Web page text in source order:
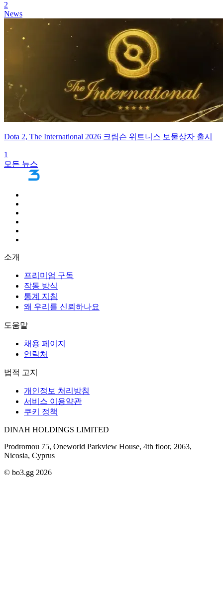
2
News
Dota 2, The International 2026 크림슨 위트니스 보물상자 출시
1
모든 뉴스
소개
프리미엄 구독
작동 방식
통계 지침
왜 우리를 신뢰하나요
도움말
채용 페이지
연락처
법적 고지
개인정보 처리방침
서비스 이용약관
쿠키 정책
DINAH HOLDINGS LIMITED
Prodromou 75, Oneworld Parkview House, 4th floor, 2063,
Nicosia, Cyprus
© bo3.gg 2026